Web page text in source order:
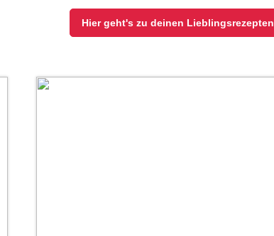
Hier geht's zu deinen Lieblingsrezepten